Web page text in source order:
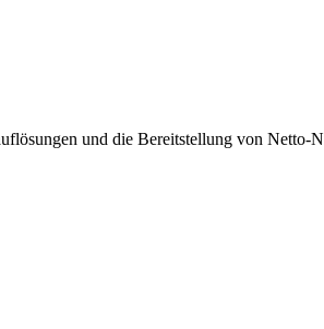
und die Bereitstellung von